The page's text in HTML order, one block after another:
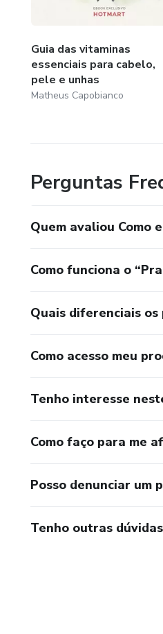
Guia das vitaminas
essenciais para cabelo,
pele e unhas
Matheus Capobianco
Perguntas
Quem avaliou Como
Como funciona o
Quais diferenciais
Como acesso meu
Tenho interesse
Como faço para me
Posso denunciar um
Tenho outras